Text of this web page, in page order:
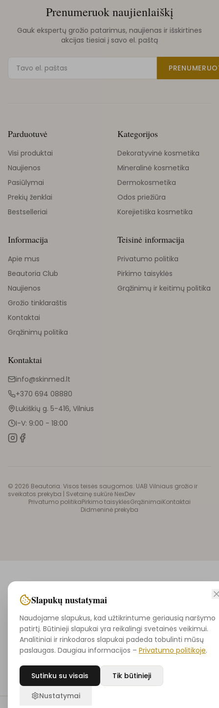
Prenumeruok naujienlaiškį
Gauk ekspertų grožio patarimus, naujienas ir išskirtines
akcijas tiesiai į savo el. paštą
Parduotuvė
Visi produktai
Naujienos
Pasiūlymai
Prekių ženklai
Bestselleriai
Kategorijos
Dekoratyvinė kosmetika
Mineralinė kosmetika
Dermokosmetika
Odos priežiūra
Korejietiška kosmetika
Informacija
Apie mus
Beautoria Club
Naujienos
Grožio tinklaraštis
Kontaktai
Grąžinimų politika
Teisinė informacija
Privatumo politika
Pirkimo taisyklės
Grąžinimų ir keitimų politika
Kontaktai
info@skinmed.lt
+370 694 08880
Lukiškių g. 5-416, Vilnius
I-V: 9:00 - 18:00
© 2026 Beautoria. Visos teisės saugomos. UAB Vilniaus grožio ir
sveikatos prekyba | Svetainę sukūrė NexDev
Privatumo politikaPirkimo taisyklėsGrąžinimaiKontaktai
Didmeninė prekyba
Slapukų nustatymai
Naudojame slapukus, kad užtikrintume geriausią naršymo
patirtį. Būtinieji slapukai yra reikalingi svetainės veikimui.
Analitiniai ir rinkodaros slapukai padeda tobulinti mūsų
paslaugas. Daugiau informacijos – Privatumo politikoje.
Sutinku su visais Tik būtinieji
Nustatymai